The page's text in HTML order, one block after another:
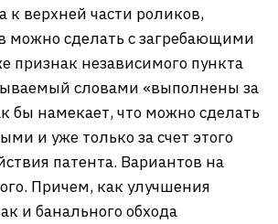
к верхней части роликов,
можно сделать с загребающими
признак независимого пункта
словами «выполнены за
бы намекает, что можно сделать
и уже только за счет этого
патента. Вариантов на
Причем, как улучшения
и банального обхода